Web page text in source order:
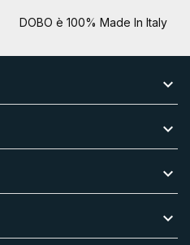
DOBO è 100% Made In Italy



